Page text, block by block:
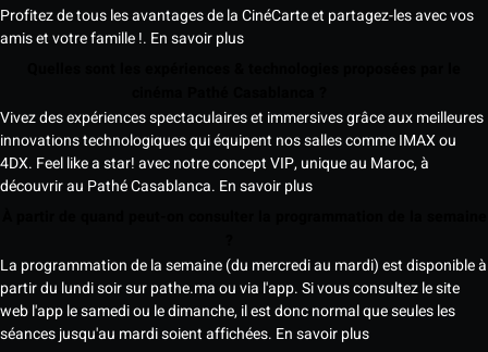
Profitez de tous les avantages de la CinéCarte et partagez-les avec vos
amis et votre famille !. En savoir plus
Vivez des expériences spectaculaires et immersives grâce aux meilleures
innovations technologiques qui équipent nos salles comme IMAX ou
4DX. Feel like a star! avec notre concept VIP, unique au Maroc, à
découvrir au Pathé Casablanca. En savoir plus
La programmation de la semaine (du mercredi au mardi) est disponible à
partir du lundi soir sur pathe.ma ou via l'app. Si vous consultez le site
web l'app le samedi ou le dimanche, il est donc normal que seules les
séances jusqu'au mardi soient affichées. En savoir plus